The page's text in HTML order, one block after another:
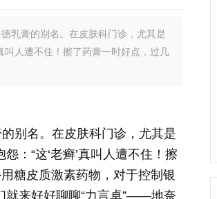
乳膏的别名。在皮肤科门诊，尤其是
叫人遭不住！擦了药膏一时好点，过几
别名。在皮肤科门诊，尤其是
：“这‘老癣’真叫人遭不住！擦
糖皮质激素药物，对于控制银
就来好好聊聊“力言卓”——地奈